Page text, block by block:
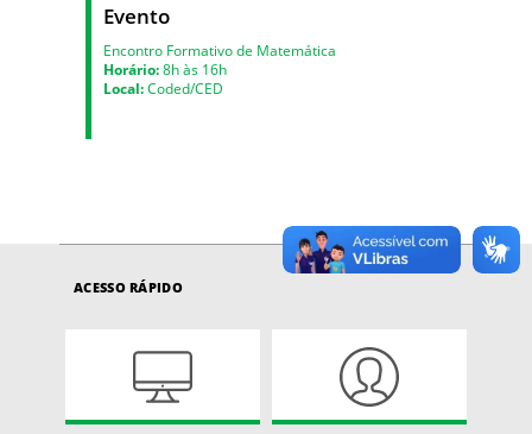
Evento
Encontro Formativo de Matemática
Horário:8h às 16h
Local:Coded/CED
ACESSO RÁPIDO